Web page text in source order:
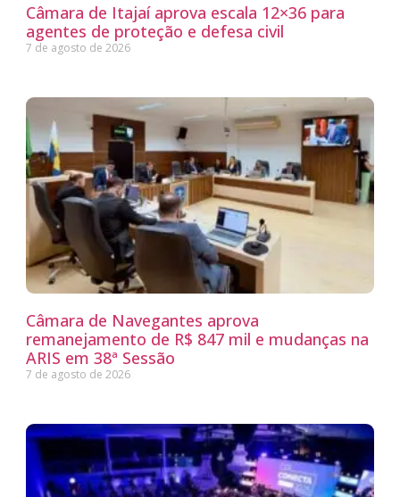
Câmara de Itajaí aprova escala 12×36 para
agentes de proteção e defesa civil
7 de agosto de 2026
Câmara de Navegantes aprova
remanejamento de R$ 847 mil e mudanças na
ARIS em 38ª Sessão
7 de agosto de 2026